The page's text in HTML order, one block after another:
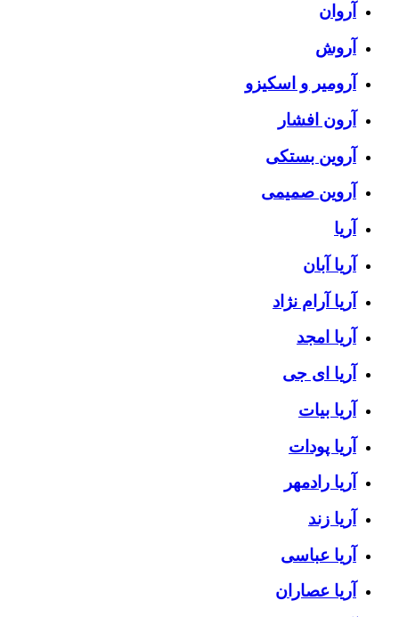
آروان
آروش
آرومیر و اسکیزو
آرون افشار
آروین بستکی
آروین صمیمی
آریا
آریا آبان
آریا آرام نژاد
آریا امجد
آریا ای جی
آریا بیات
آریا پودات
آریا رادمهر
آریا زند
آریا عباسی
آریا عصاران